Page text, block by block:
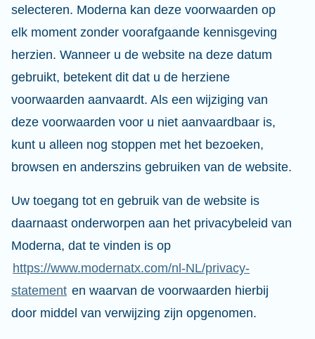
selecteren. Moderna kan deze voorwaarden op
elk moment zonder voorafgaande kennisgeving
herzien. Wanneer u de website na deze datum
gebruikt, betekent dit dat u de herziene
voorwaarden aanvaardt. Als een wijziging van
deze voorwaarden voor u niet aanvaardbaar is,
kunt u alleen nog stoppen met het bezoeken,
browsen en anderszins gebruiken van de website.
Uw toegang tot en gebruik van de website is
daarnaast onderworpen aan het privacybeleid van
Moderna, dat te vinden is op
https://www.modernatx.com/nl-NL/privacy-
statement en waarvan de voorwaarden hierbij
door middel van verwijzing zijn opgenomen.